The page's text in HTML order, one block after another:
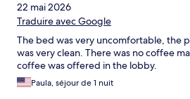
22 mai 2026
Traduire avec Google
The bed was very uncomfortable, the
was very clean. There was no coffee
coffee was offered in the lobby.
Paula, séjour de 1 nuit